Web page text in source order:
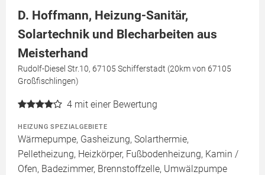
D. Hoffmann, Heizung-Sanitär,
Solartechnik und Blecharbeiten aus
Meisterhand
Rudolf-Diesel Str.10, 67105 Schifferstadt (20km von 67105
Großfischlingen)
4 mit einer Bewertung
HEIZUNG SPEZIALGEBIETE
Wärmepumpe, Gasheizung, Solarthermie,
Pelletheizung, Heizkörper, Fußbodenheizung, Kamin /
Ofen, Badezimmer, Brennstoffzelle, Umwälzpumpe